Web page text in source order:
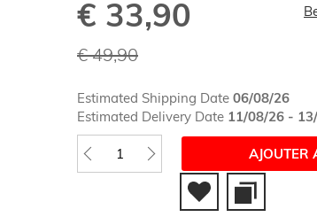
Special
€ 33,90
€ 49,90
Estimated Shipping Date 06/08/26
Estimated Delivery Date 11/08/26 -
AJOUTER